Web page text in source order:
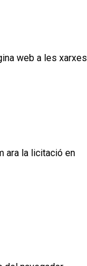
web a les xarxes
ara la licitació en